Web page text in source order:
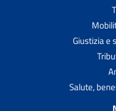
Giustizia e
Salute,